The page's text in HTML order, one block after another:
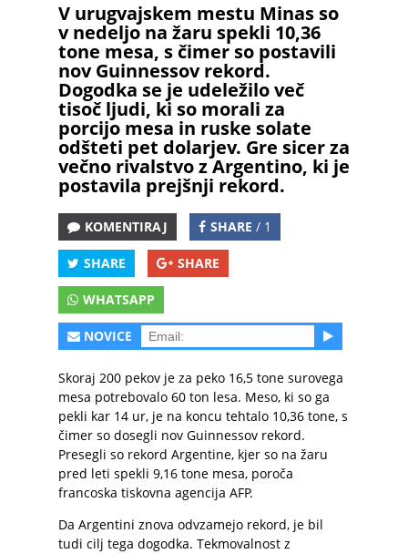
V urugvajskem mestu Minas so
v nedeljo na žaru spekli 10,36
tone mesa, s čimer so postavili
nov Guinnessov rekord.
Dogodka se je udeležilo več
tisoč ljudi, ki so morali za
porcijo mesa in ruske solate
odšteti pet dolarjev. Gre sicer za
večno rivalstvo z Argentino, ki je
postavila prejšnji rekord.
KOMENTIRAJ SHARE / 1
SHARE SHARE
WHATSAPP
NOVICE
Skoraj 200 pekov je za peko 16,5 tone surovega
mesa potrebovalo 60 ton lesa. Meso, ki so ga
pekli kar 14 ur, je na koncu tehtalo 10,36 tone, s
čimer so dosegli nov Guinnessov rekord.
Presegli so rekord Argentine, kjer so na žaru
pred leti spekli 9,16 tone mesa, poroča
francoska tiskovna agencija AFP.
Da Argentini znova odvzamejo rekord, je bil
tudi cilj tega dogodka. Tekmovalnost z